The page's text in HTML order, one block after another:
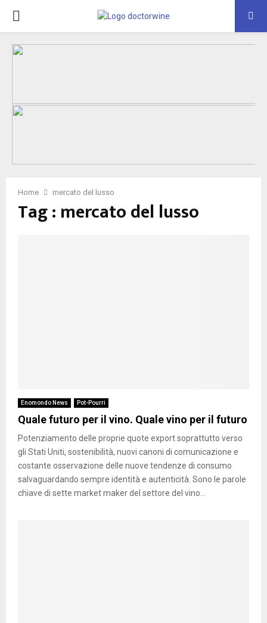
PRIMARY
MENU
Home mercato del lusso
Tag : mercato del lusso
Enomondo News Pot-Pourri
Quale futuro per il vino. Quale vino per il futuro
Potenziamento delle proprie quote export soprattutto verso
gli Stati Uniti, sostenibilità, nuovi canoni di comunicazione e
costante osservazione delle nuove tendenze di consumo
salvaguardando sempre identità e autenticità. Sono le parole
chiave di sette market maker del settore del vino...